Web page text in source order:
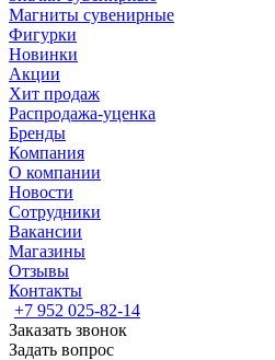
Магниты сувенирные
Фигурки
Новинки
Акции
Хит продаж
Распродажа-уценка
Бренды
Компания
О компании
Новости
Сотрудники
Вакансии
Магазины
Отзывы
Контакты
+7 952 025-82-14
Заказать звонок
Задать вопрос